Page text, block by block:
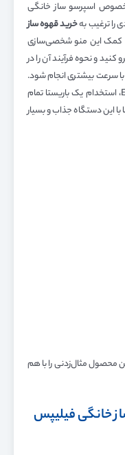
خصوص اسپرسو ساز خانگی
را ترغیب بهخرید قهوه ساز
با کمک این منو شخصی‌سازی
و نحوه فرآیند آن را در
با سرعت بیشتری انجام شود.
در واقع خرید قهوه ساز فیلیپس مدل Ep5447، استخدام یک باریستا تمام
این دستگاه جذاب و بسیار
محصول مثال‌زدنی را با هم
خانگی فیلیپس